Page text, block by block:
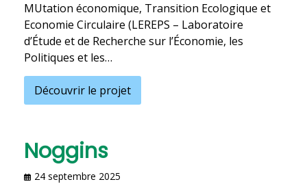
MUtation économique, Transition Ecologique et
Economie Circulaire (LEREPS – Laboratoire
d’Étude et de Recherche sur l’Économie, les
Politiques et les…
Découvrir le projet
Noggins
24 septembre 2025